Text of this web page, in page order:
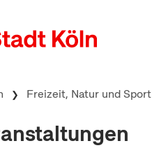
Freizeit, Natur und Sport